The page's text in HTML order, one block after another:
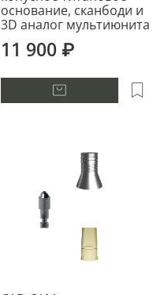
основание, сканбоди и
3D аналог мультиюнита
11 900 ₽